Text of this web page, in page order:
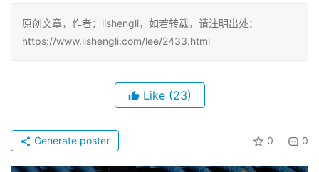
原创文章，作者：lishengli，如若转载，请注明出处：
https://www.lishengli.com/lee/2433.html
Like (23)
0 0
Generate poster